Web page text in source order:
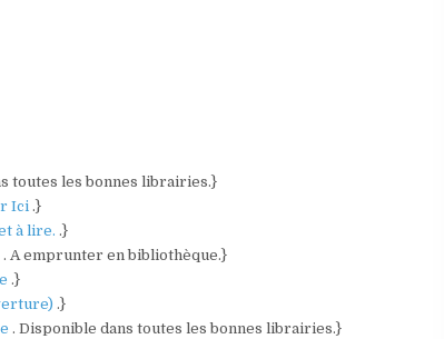
toutes les bonnes librairies.}
Ici.}
à lire..}
. A emprunter en bibliothèque.}
.}
.}
. Disponible dans toutes les bonnes librairies.}